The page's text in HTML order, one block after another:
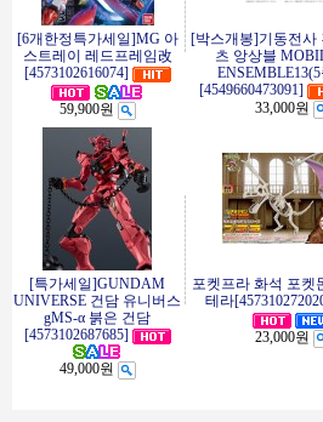
[6개한정특가세일]MG 아
스트레이 레드프레임改
[4573102616074]
59,900원
[박스개봉]기동전사
츠 앙상블
[4549660473091]
33,000원
[특가세일]GUNDAM
UNIVERSE 건담 유니버스
gMS-α 붉은 건담
[4573102687685]
49,000원
포켓프라 화석 포켓
테라
23,000원